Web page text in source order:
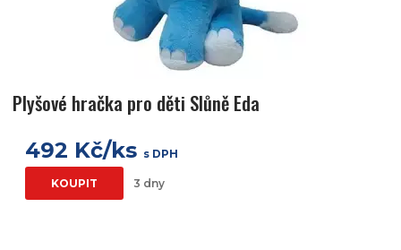
Plyšové hračka pro děti Slůně Eda
492 Kč/ks s DPH
KOUPIT 3 dny